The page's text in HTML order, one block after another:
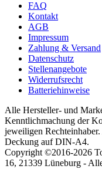
FAQ
Kontakt
AGB
Impressum
Zahlung & Versand
Datenschutz
Stellenangebote
Widerrufsrecht
Batteriehinweise
Alle Hersteller- und
Kenntlichmachung der
jeweiligen
Deckung auf DIN-A4.
Copyright ©2016-2026
16, 21339 Lüneburg -